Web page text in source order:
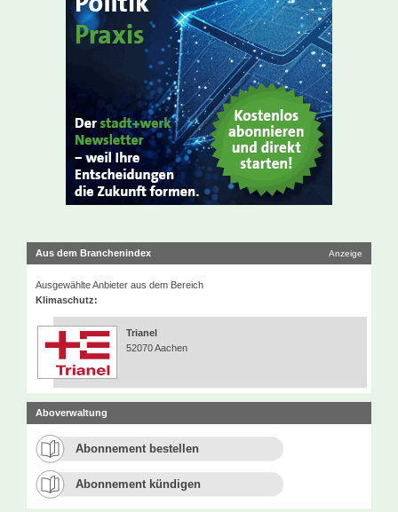
Aus dem Branchenindex Anzeige
Ausgewählte Anbieter aus dem Bereich
Klimaschutz:
Trianel
52070 Aachen
Aboverwaltung
Abonnement bestellen
Abonnement kündigen